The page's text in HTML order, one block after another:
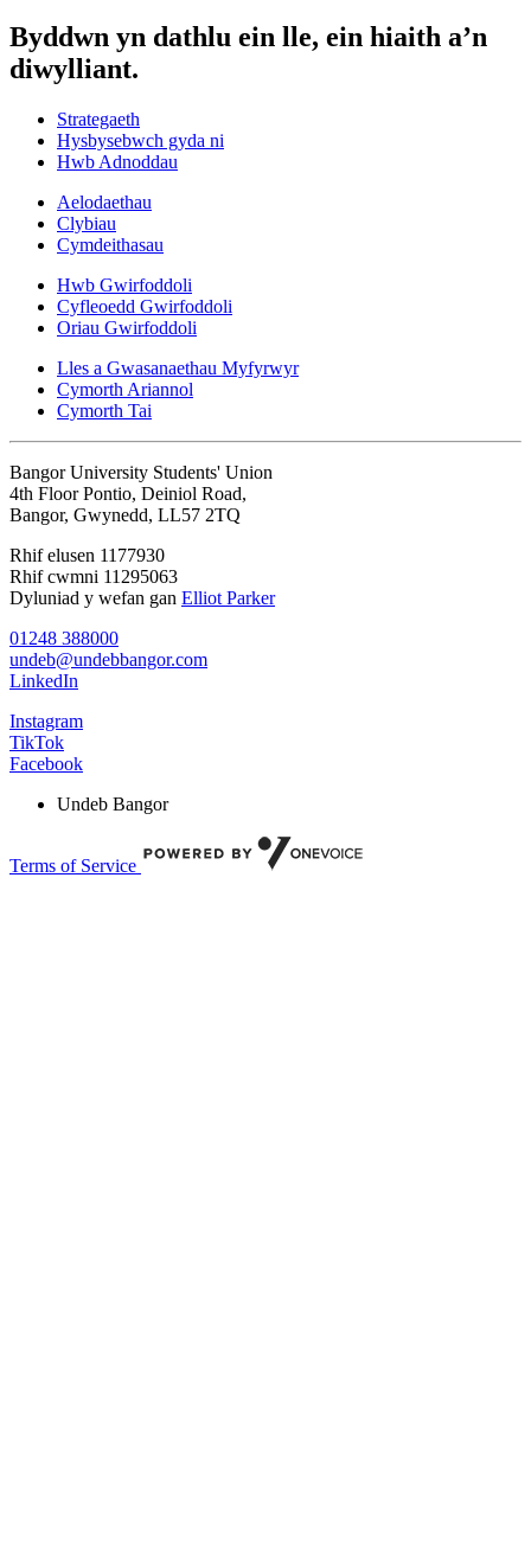
Byddwn yn dathlu ein lle, ein hiaith a’n
diwylliant.
Strategaeth
Hysbysebwch gyda ni
Hwb Adnoddau
Aelodaethau
Clybiau
Cymdeithasau
Hwb Gwirfoddoli
Cyfleoedd Gwirfoddoli
Oriau Gwirfoddoli
Lles a Gwasanaethau Myfyrwyr
Cymorth Ariannol
Cymorth Tai
Bangor University Students' Union
4th Floor Pontio, Deiniol Road,
Bangor, Gwynedd, LL57 2TQ
Rhif elusen 1177930
Rhif cwmni 11295063
Dyluniad y wefan gan Elliot Parker
01248 388000
undeb@undebbangor.com
LinkedIn
Instagram
TikTok
Facebook
Undeb Bangor
Terms of Service